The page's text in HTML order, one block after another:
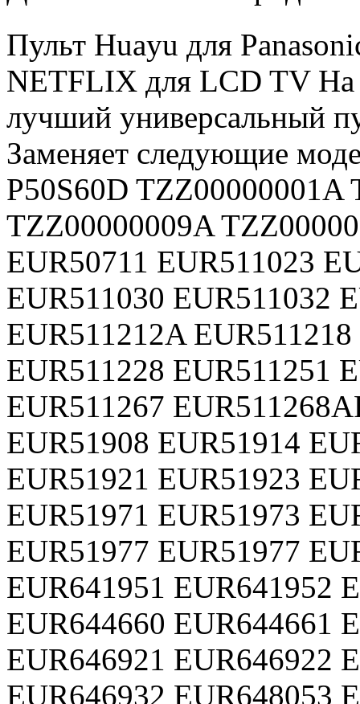
Пульт Huayu для
NETFLIX для LCD TV На
лучший универсальный
Заменяет следующие
P50S60D
TZZ00000009A
EUR50711 EUR511023
EUR511030 EUR511032
EUR511212A
EUR511228 EUR511251
EUR511267
EUR51908 EUR51914
EUR51921 EUR51923
EUR51971 EUR51973
EUR51977 EUR51977
EUR641951 EUR641952
EUR644660 EUR644661
EUR646921 EUR646922
EUR646932 EUR648053